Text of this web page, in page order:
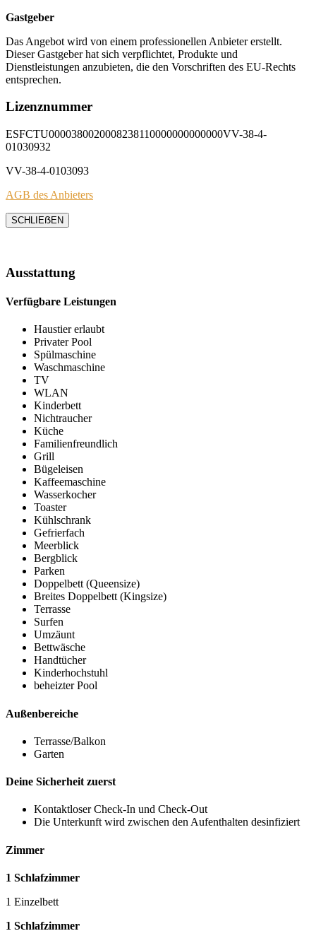
Gastgeber
Das Angebot wird von einem professionellen Anbieter erstellt.
Dieser Gastgeber hat sich verpflichtet, Produkte und
Dienstleistungen anzubieten, die den Vorschriften des EU-Rechts
entsprechen.
Lizenznummer
ESFCTU0000380020008238110000000000000VV-38-4-
01030932
VV-38-4-0103093
AGB des Anbieters
SCHLIEẞEN
Ausstattung
Verfügbare Leistungen
Haustier erlaubt
Privater Pool
Spülmaschine
Waschmaschine
TV
WLAN
Kinderbett
Nichtraucher
Küche
Familienfreundlich
Grill
Bügeleisen
Kaffeemaschine
Wasserkocher
Toaster
Kühlschrank
Gefrierfach
Meerblick
Bergblick
Parken
Doppelbett (Queensize)
Breites Doppelbett (Kingsize)
Terrasse
Surfen
Umzäunt
Bettwäsche
Handtücher
Kinderhochstuhl
beheizter Pool
Außenbereiche
Terrasse/Balkon
Garten
Deine Sicherheit zuerst
Kontaktloser Check-In und Check-Out
Die Unterkunft wird zwischen den Aufenthalten desinfiziert
Zimmer
1 Schlafzimmer
1 Einzelbett
1 Schlafzimmer